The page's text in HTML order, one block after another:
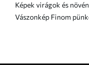
Képek virágok és
Vászonkép Finom pünkösdi rózsák vékony, szálas szirmokkal,